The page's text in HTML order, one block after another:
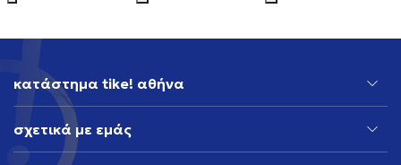
κατάστημα tike! αθήνα
σχετικά με εμάς